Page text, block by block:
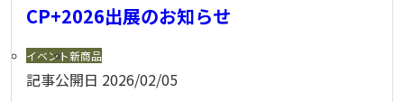
CP+2026出展のお知らせ
イベント新商品
記事公開日 2026/02/05